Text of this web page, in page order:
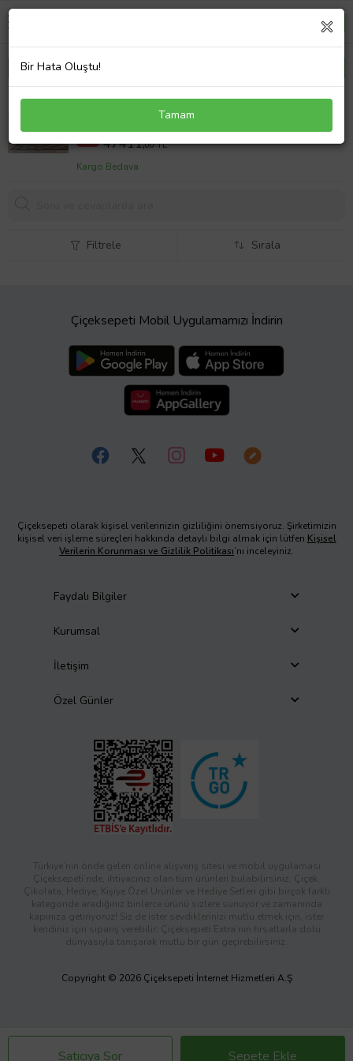
Ntconcept Ahe Masif Ağaç Çekmeceli Konsol
%8 51624,00 TL
47411,00 TL
Kargo Bedava
Satıcıya Sor Sepete Ekle
Filtrele Sırala
Çiçeksepeti Mobil Uygulamamızı İndirin
Çiçeksepeti olarak kişisel verilerinizin gizliliğini önemsiyoruz. Şirketimizin
kişisel veri işleme süreçleri hakkında detaylı bilgi almak için lütfen Kişisel
Verilerin Korunması ve Gizlilik Politikası’nı inceleyiniz.
Faydalı Bilgiler
Kurumsal
İletişim
Özel Günler
Türkiye’nin önde gelen online alışveriş sitesi ve mobil uygulaması
Çiçeksepeti’nde, ihtiyacınız olan tüm ürünleri bulabilirsiniz. Çiçek,
Çikolata, Hediye, Kişiye Özel Ürünler ve Hediye Setleri gibi birçok farklı
kategoride aradığınız binlerce ürünü sizlere sunuyor ve zamanında
kapınıza getiriyoruz! Siz de ister sevdiklerinizi mutlu etmek için, ister
kendiniz için sipariş verebilir; Çiçeksepeti Extra’nın fırsatlarla dolu
dünyasıyla tanışarak mutlu bir gün geçirebilirsiniz.
Copyright © 2026 Çiçeksepeti İnternet Hizmetleri A.Ş
Bir Hata Oluştu!
Tamam